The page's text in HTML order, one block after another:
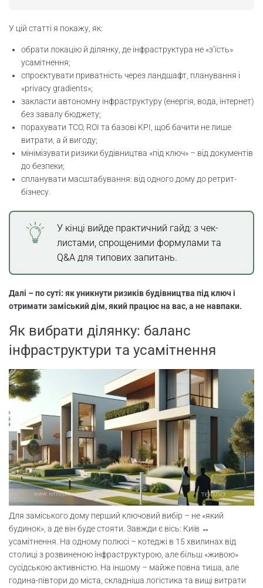
IoT smart-locks: geofencing та predictive
maintenance
Як будувати дім без ризиків?
Масштабування проєктів – від будинку
до мережі
Моделі масштабування глемпінг
інфраструктури
Який дім вибрати для сім’ї з
масштабуванням?
Висновок
У цій статті я покажу, як:
обрати локацію й ділянку, де інфраструктура не «з’їсть»
усамітнення;
спроєктувати приватність через ландшафт, планування і
«privacy gradients»;
закласти автономну інфраструктуру (енергія, вода, інтернет)
без завалу бюджету;
порахувати TCO, ROI та базові KPI, щоб бачити не лише
витрати, а й вигоду;
мінімізувати ризики будівництва «під ключ» – від документів
до безпеки;
спланувати масштабування: від одного дому до ретрит-
бізнесу.
У кінці вийде практичний гайд: з чек-
листами, спрощеними формулами та
Q&A для типових запитань.
Далі – по суті: як уникнути ризиків будівництва під ключ і
отримати заміський дім, який працює на вас, а не навпаки.
Як вибрати ділянку: баланс
інфраструктури та усамітнення
Для заміського дому перший ключовий вибір – не «який
будинок», а де він буде стояти. Завжди є вісь: Київ ↔
усамітнення. На одному полюсі – котеджі в 15 хвилинах від
столиці з розвиненою інфраструктурою, але більш «живою»
сусідською активністю. На іншому – майже повна тиша, але
година-півтори до міста, складніша логістика та вищі витрати